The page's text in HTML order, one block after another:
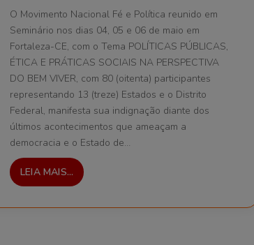
O Movimento Nacional Fé e Política reunido em
Seminário nos dias 04, 05 e 06 de maio em
Fortaleza-CE, com o Tema POLÍTICAS PÚBLICAS,
ÉTICA E PRÁTICAS SOCIAIS NA PERSPECTIVA
DO BEM VIVER, com 80 (oitenta) participantes
representando 13 (treze) Estados e o Distrito
Federal, manifesta sua indignação diante dos
últimos acontecimentos que ameaçam a
democracia e o Estado de…
LEIA MAIS...